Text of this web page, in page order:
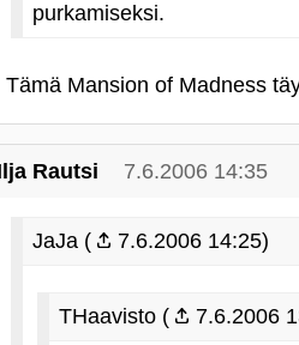
purkamiseksi.
Tämä Mansion of Madness
Rautsi 7.6.2006 14:35
JaJa ( 7.6.2006 14:25)
THaavisto (
7.6.2006